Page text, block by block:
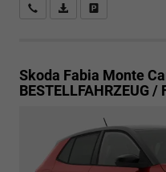
Rückrufbitte absenden
PDF-Datei,
Skoda Fabia Monte
BESTELLFAHRZEUG /